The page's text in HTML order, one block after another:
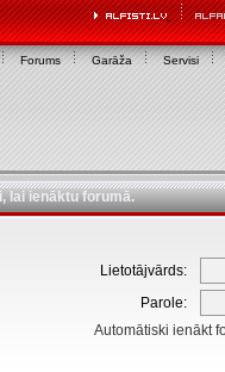
Forums Garāža Servisi
lai ienāktu forumā.
Lietotājvārds:
Parole:
Automātiski ienākt